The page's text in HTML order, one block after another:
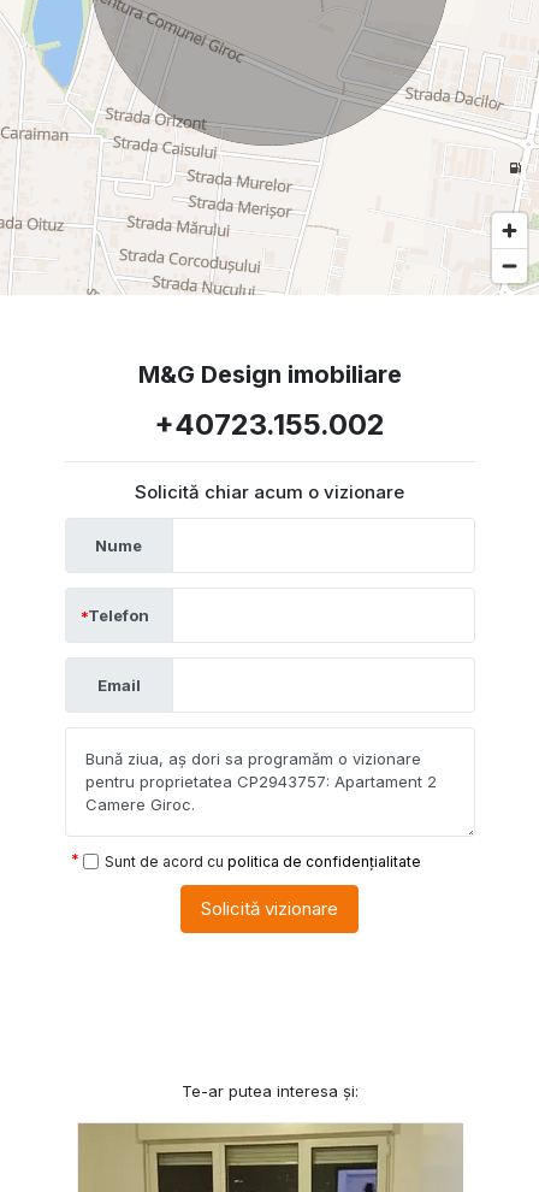
M&G Design imobiliare
+40723.155.002
Solicită chiar acum o vizionare
Nume
Telefon
Email
Sunt de acord cu politica de confidențialitate
Solicită vizionare
Te-ar putea interesa și: